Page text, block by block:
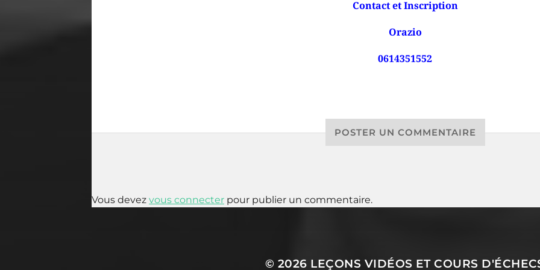
Contact et Inscription
Orazio
0614351552
POSTER UN COMMENTAIRE
Vous devez vous connecter pour publier un commentaire.
© 2026 LEÇONS VIDÉOS ET COURS